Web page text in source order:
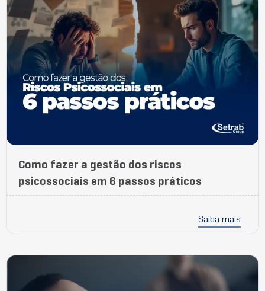
Como fazer a gestão dos riscos
psicossociais em 6 passos práticos
Saiba mais